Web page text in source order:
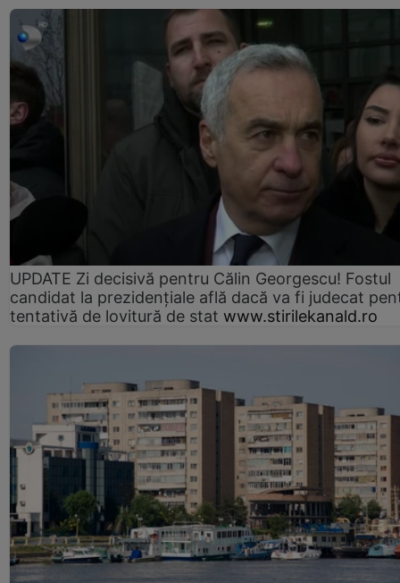
UPDATE Zi decisivă pentru Călin Georgescu! Fostul
candidat la prezidențiale află dacă va fi judecat
tentativă de lovitură de stat www.stirilekanald.ro